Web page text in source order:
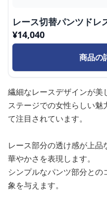
レース切替パンツドレ
¥14,040
商品の
繊細なレースデザインが美
ステージでの女性らしい魅
て注目されています。
レース部分の透け感が上
華やかさを表現します。
シンプルなパンツ部分と
象を与えます。